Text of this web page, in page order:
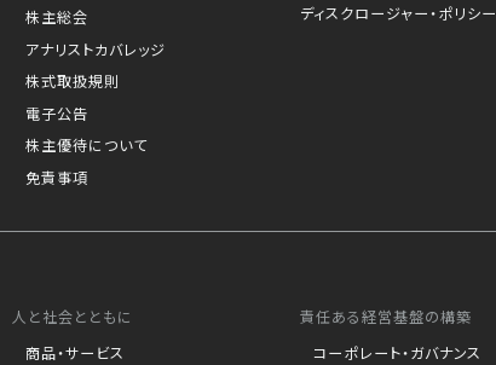
株主総会
アナリストカバレッジ
株式取扱規則
電子公告
株主優待について
免責事項
ディスクロージャー・ポリシー
人と社会とともに
商品・サービス
責任ある経営基盤の構築
コーポレート・ガバナンス